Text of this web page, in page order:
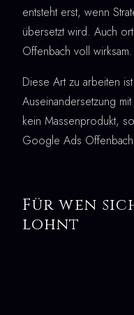
entsteht erst, wenn
übersetzt wird. Auch
Offenbach voll wirksam.
Diese Art zu arbeiten
Auseinandersetzung
kein Massenprodukt,
Google Ads
Für wen
lohnt